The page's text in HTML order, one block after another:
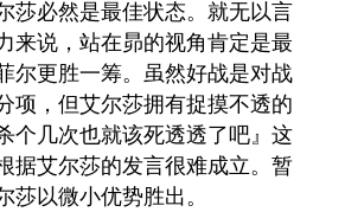
莎必然是最佳状态。就无以言
来说，站在昴的视角肯定是最
尔更胜一筹。虽然好战是对战
项，但艾尔莎拥有捉摸不透的
个几次也就该死透透了吧』这
据艾尔莎的发言很难成立。暂
莎以微小优势胜出。